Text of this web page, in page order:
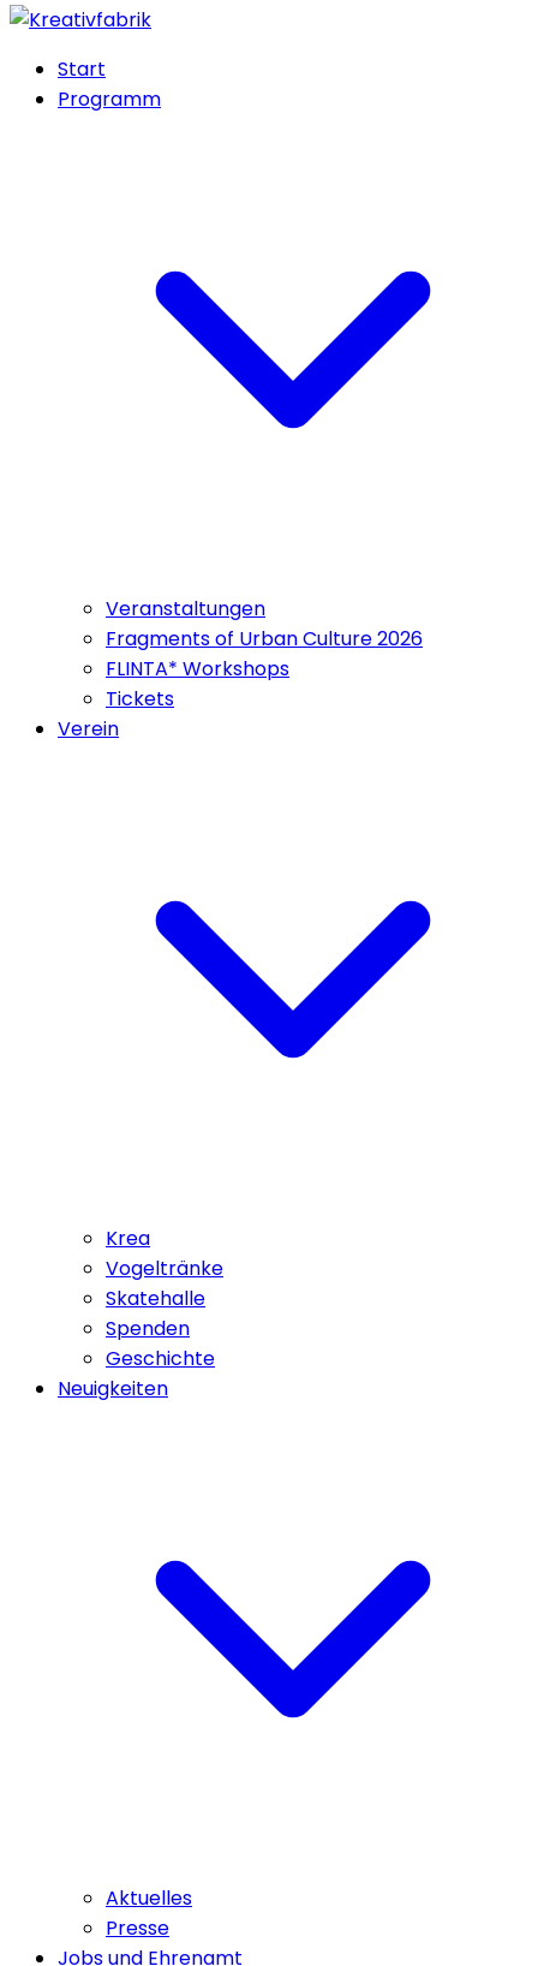
Start
Programm
Veranstaltungen
Fragments of Urban Culture 2026
FLINTA* Workshops
Tickets
Verein
Krea
Vogeltränke
Skatehalle
Spenden
Geschichte
Neuigkeiten
Aktuelles
Presse
Jobs und Ehrenamt